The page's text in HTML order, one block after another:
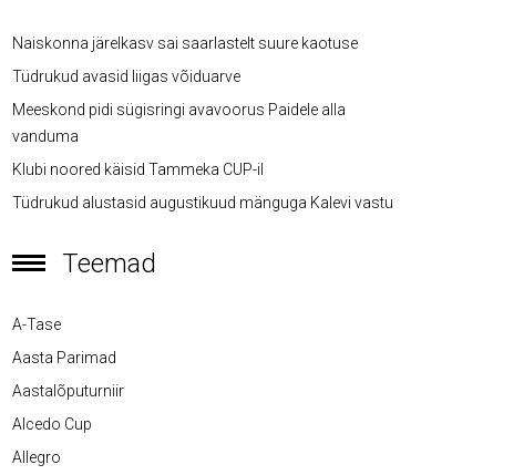
Naiskonna järelkasv sai saarlastelt suure kaotuse
Tüdrukud avasid liigas võiduarve
Meeskond pidi sügisringi avavoorus Paidele alla
vanduma
Klubi noored käisid Tammeka CUP-il
Tüdrukud alustasid augustikuud mänguga Kalevi vastu
Teemad
A-Tase
Aasta Parimad
Aastalõputurniir
Alcedo Cup
Allegro